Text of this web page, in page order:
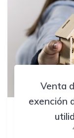
Venta
exención